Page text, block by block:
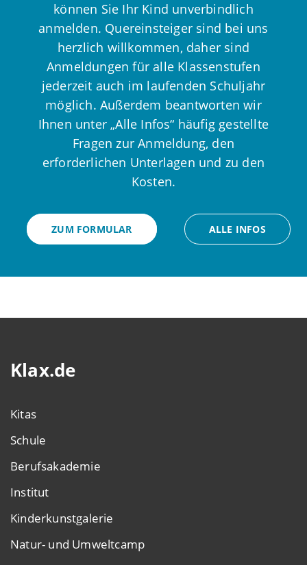
können Sie Ihr Kind unverbindlich
anmelden. Quereinsteiger sind bei uns
herzlich willkommen, daher sind
Anmeldungen für alle Klassenstufen
jederzeit auch im laufenden Schuljahr
möglich. Außerdem beantworten wir
Ihnen unter „Alle Infos“ häufig gestellte
Fragen zur Anmeldung, den
erforderlichen Unterlagen und zu den
Kosten.
ZUM FORMULAR ALLE INFOS
Klax.de
Kitas
Schule
Berufsakademie
Institut
Kinderkunstgalerie
Natur- und Umweltcamp